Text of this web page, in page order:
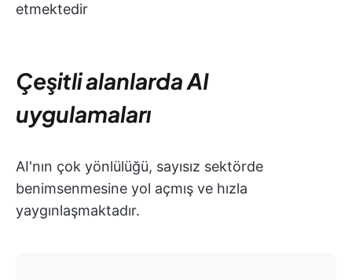
etmektedir
Çeşitli alanlarda AI
uygulamaları
AI'nın çok yönlülüğü, sayısız sektörde
benimsenmesine yol açmış ve hızla
yaygınlaşmaktadır.